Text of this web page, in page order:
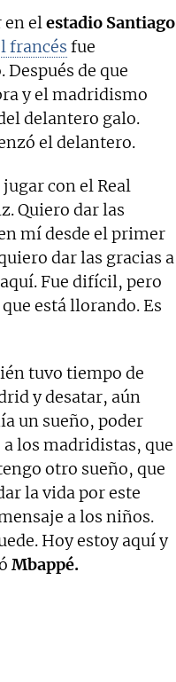
en elestadio Santiago
francés fue
de que
y el madridismo
delantero galo.
el delantero.
con el Real
Quiero dar las
mí desde el primer
dar las gracias a
Fue difícil, pero
que está llorando. Es
tuvo tiempo de
y desatar, aún
un sueño, poder
los madridistas, que
otro sueño, que
la vida por este
a los niños.
Hoy estoy aquí y
Mbappé.